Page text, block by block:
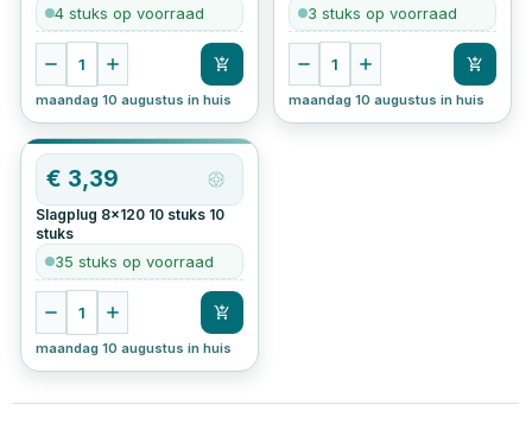
4 stuks op voorraad
1
maandag 10 augustus in huis
3 stuks op voorraad
1
maandag 10 augustus in huis
€ 3,39
Slagplug 8x120 10 stuks 10
stuks
35 stuks op voorraad
1
maandag 10 augustus in huis